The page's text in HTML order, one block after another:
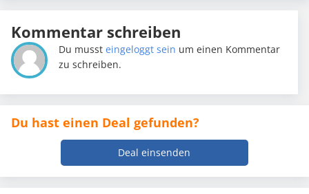
Kommentar schreiben
Du mussteingeloggt sein um einen Kommentar
zu schreiben.
Du hast einen Deal gefunden?
Deal einsenden